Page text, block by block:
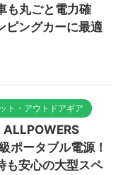
も丸ごと電力確
ピングカーに最適
ト・アウトドアギア
ALLPOWERS
ポータブル電源！
も安心の大型スペ